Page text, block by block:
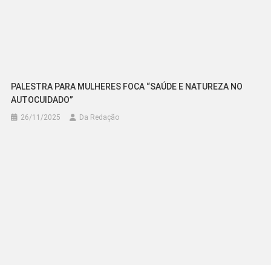
PALESTRA PARA MULHERES FOCA “SAÚDE E NATUREZA NO
AUTOCUIDADO”
26/11/2025 Da Redação